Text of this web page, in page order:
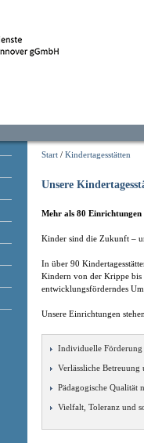
Start / Kindertagesstätten
Unsere
Mehr als 80 Einrichtungen
Kinder sind die Zukunft –
In über 90
Kindern von der Krippe bis
entwicklungsförderndes
Unsere Einrichtungen
Individuelle Förderung
Verlässliche
Pädagogische Qualität
Vielfalt, Toleranz und